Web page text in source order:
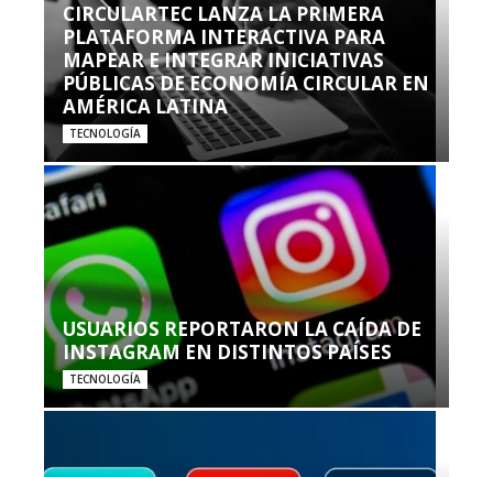
CIRCULARTEC LANZA LA PRIMERA
PLATAFORMA INTERACTIVA PARA
MAPEAR E INTEGRAR INICIATIVAS
PÚBLICAS DE ECONOMÍA CIRCULAR EN
AMÉRICA LATINA
TECNOLOGÍA
USUARIOS REPORTARON LA CAÍDA DE
INSTAGRAM EN DISTINTOS PAÍSES
TECNOLOGÍA